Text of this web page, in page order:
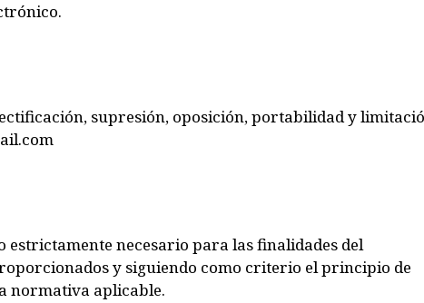
supresión, oposición, portabilidad y
estrictamente necesario para las finalidades del
y siguiendo como criterio el principio de
normativa aplicable.